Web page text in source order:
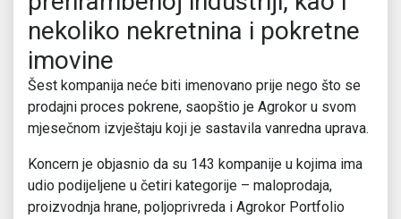
nekoliko nekretnina i pokretne
imovine
Šest kompanija neće biti imenovano prije nego što se
prodajni proces pokrene, saopštio je Agrokor u svom
mjesečnom izvještaju koji je sastavila vanredna uprava.
Koncern je objasnio da su 143 kompanije u kojima ima
udio podijeljene u četiri kategorije – maloprodaja,
proizvodnja hrane, poljoprivreda i Agrokor Portfolio